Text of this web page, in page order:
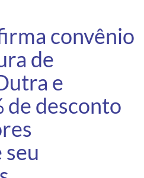
convênio
de
e
de desconto
seu